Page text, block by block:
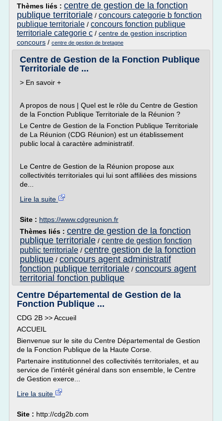
Thèmes liés : centre de gestion de la fonction
publique territoriale / concours categorie b fonction
publique territoriale / concours fonction publique
territoriale categorie c / centre de gestion inscription
concours / centre de gestion de bretagne
Centre de Gestion de la Fonction Publique
Territoriale de ...
> En savoir +
A propos de nous | Quel est le rôle du Centre de Gestion
de la Fonction Publique Territoriale de la Réunion ?
Le Centre de Gestion de la Fonction Publique Territoriale
de La Réunion (CDG Réunion) est un établissement
public local à caractère administratif.
Le Centre de Gestion de la Réunion propose aux
collectivités territoriales qui lui sont affiliées des missions
de...
Lire la suite
Site : https://www.cdgreunion.fr
Thèmes liés : centre de gestion de la fonction
publique territoriale / centre de gestion fonction
public territoriale / centre gestion de la fonction
publique / concours agent administratif
fonction publique territoriale / concours agent
territorial fonction publique
Centre Départemental de Gestion de la
Fonction Publique ...
CDG 2B >> Accueil
ACCUEIL
Bienvenue sur le site du Centre Départemental de Gestion
de la Fonction Publique de la Haute Corse.
Partenaire institutionnel des collectivités territoriales, et au
service de l'intérêt général dans son ensemble, le Centre
de Gestion exerce...
Lire la suite
Site : http://cdg2b.com